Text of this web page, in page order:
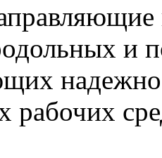
и
рабочих